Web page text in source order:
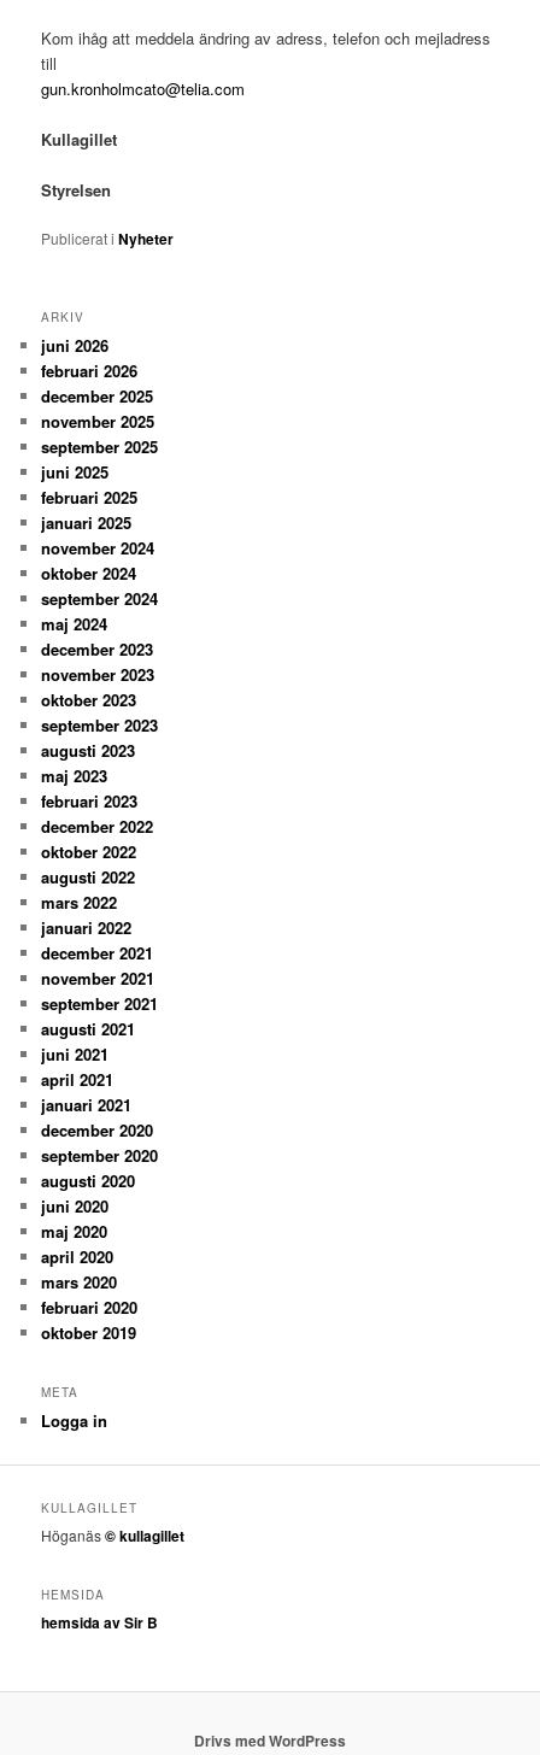
Kom ihåg att meddela ändring av adress, telefon och mejladress
till
gun.kronholmcato@telia.com
Kullagillet
Styrelsen
Publicerat i Nyheter
ARKIV
juni 2026
februari 2026
december 2025
november 2025
september 2025
juni 2025
februari 2025
januari 2025
november 2024
oktober 2024
september 2024
maj 2024
december 2023
november 2023
oktober 2023
september 2023
augusti 2023
maj 2023
februari 2023
december 2022
oktober 2022
augusti 2022
mars 2022
januari 2022
december 2021
november 2021
september 2021
augusti 2021
juni 2021
april 2021
januari 2021
december 2020
september 2020
augusti 2020
juni 2020
maj 2020
april 2020
mars 2020
februari 2020
oktober 2019
META
Logga in
KULLAGILLET
Höganäs© kullagillet
HEMSIDA
hemsida av Sir B
Drivs med WordPress